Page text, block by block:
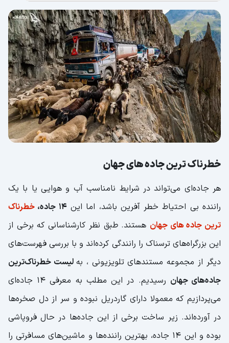
اتوبان کاراکورام مابین چین و پاکستان
جاده R504 کولیما روسیه
اتوبان 360 آمریکا
جلال آباد افغانستان
خطرناک ترین جاده های جهان
هر جاده‌ای می‌تواند در شرایط نامناسب آب و هوایی یا با یک
راننده بی احتیاط خطر آفرین باشد، اما این14 جاده،
خطرناک
ترین جاده های جهان هستند. طبق نظر کارشناسانی که برخی از
این بزرگراه‌های ترسناک را رانندگی کرده‌اند و با بررسی فهرست‌های
دیگر از مجموعه مستندهای تلویزیونی ، به لیست خطرناک‌ترین
جاده‌های جهان
رسیدیم. در این مطلب به معرفی 14 جاده‌ای
می‌پردازیم که معمولا دارای گاردریل نبوده و سر از دل صخره‌ها
در آورده‌اند. زیر ساخت برخی از این جاده‌ها در حال فروپاشی
بوده و این 14 جاده، بهترین راننده‌ها و ماشین‌های مسافرتی را